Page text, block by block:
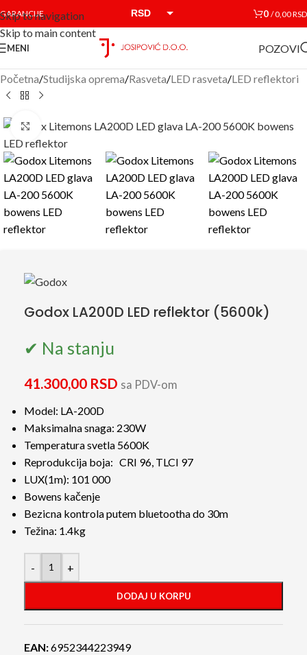
Skip to navigation
Skip to main content
GARANCIJE RSD 0 /0,00RSD
MENI POZOVI
Početna/Studijska oprema/Rasveta/LED rasveta/LED reflektori
Click to enlarge
Godox LA200D LED reflektor (5600k)
✔ Na stanju
41.300,00 RSD sa PDV-om
Model: LA-200D
Maksimalna snaga: 230W
Temperatura svetla 5600K
Reprodukcija boja: CRI 96, TLCI 97
LUX(1m): 101 000
Bowens kačenje
Bezicna kontrola putem bluetootha do 30m
Težina: 1.4kg
- +
DODAJ U KORPU
EAN:6952344223949